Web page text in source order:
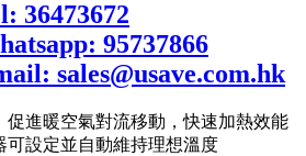
促進暖空氣對流移動，快速加熱效能
可設定並自動維持理想溫度